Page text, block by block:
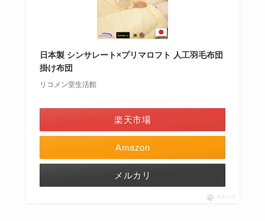
日本製 シンサレート×プリマロフト 人工羽毛布団
掛け布団
リコメン堂生活館
Amazon
楽天市場
メルカリ
ポチップ